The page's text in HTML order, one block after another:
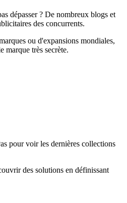
dépasser ? De nombreux blogs et
des concurrents.
ou d'expansions mondiales,
marque très secrète.
pour voir les dernières collections
des solutions en définissant